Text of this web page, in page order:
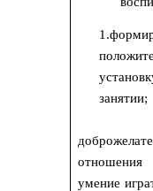
занятии;
умение